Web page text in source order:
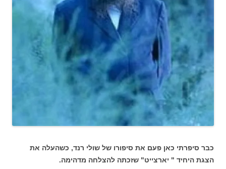
כבר סיפרתי כאן פעם את סיפורו של שולי רנד, כשהעלה את
הצגת היחיד " יארצייט" שזכתה להצלחה מדהימה.